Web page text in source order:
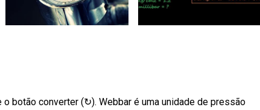
botão converter (↻). Webbar é uma unidade de pressão